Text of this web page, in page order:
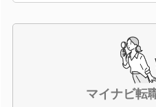
マイナビ転